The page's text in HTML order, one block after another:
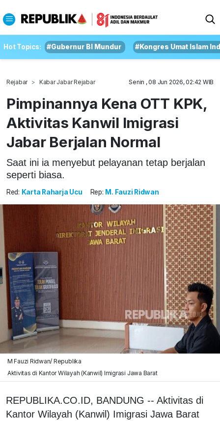
Hot Topics: #Gubernur BI Mundur #Kongres Umat Islam
Rejabar Kabar Jabar Rejabar Senin , 08 Jun 2026, 02:42 WIB
Pimpinannya Kena OTT KPK,
Aktivitas Kanwil Imigrasi
Jabar Berjalan Normal
Saat ini ia menyebut pelayanan tetap berjalan
seperti biasa.
Red: Karta Raharja Ucu Rep: M. Fauzi Ridwan
M Fauzi Ridwan/ Republika
Aktivitas di Kantor Wilayah (Kanwil) Imigrasi Jawa Barat
REPUBLIKA.CO.ID, BANDUNG -- Aktivitas di
Kantor Wilayah (Kanwil) Imigrasi Jawa Barat